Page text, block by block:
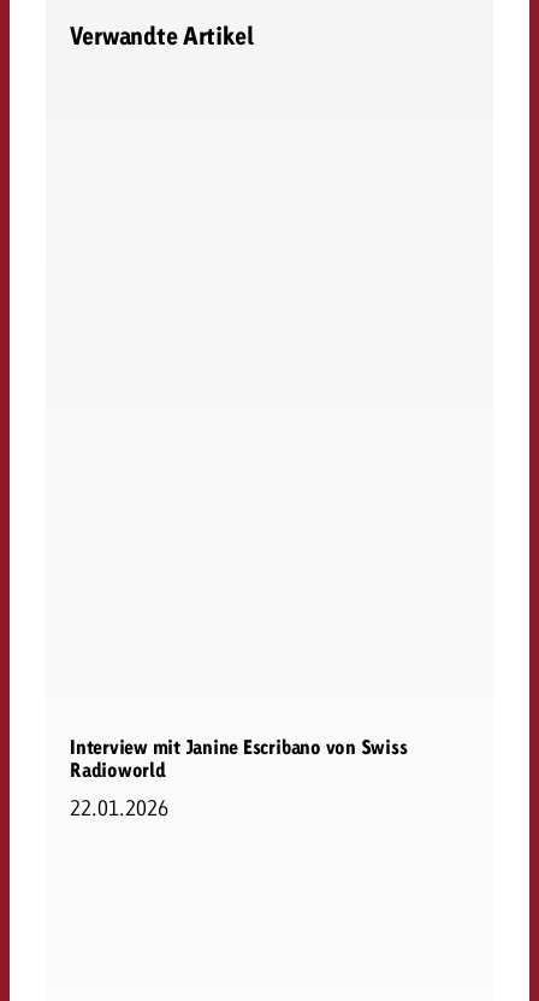
Verwandte Artikel
Interview mit Janine Escribano von Swiss
Radioworld
22.01.2026